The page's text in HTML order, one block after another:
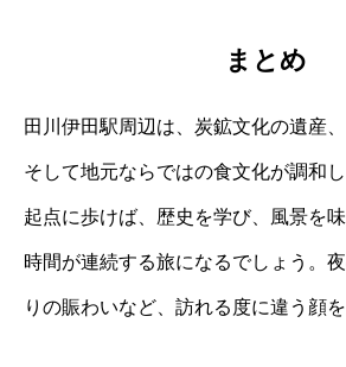
まとめ
田川伊田駅周辺は、炭鉱文化の遺産
そして地元ならではの食文化が調和
起点に歩けば、歴史を学び、風景を
時間が連続する旅になるでしょう。
りの賑わいなど、訪れる度に違う顔